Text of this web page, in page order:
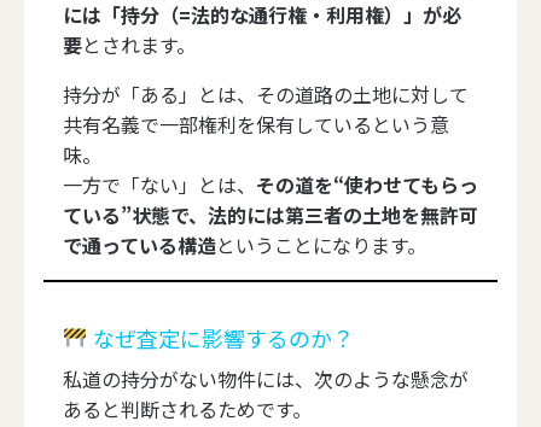
には「持分（=法的な通行権・利用権）」が必
要とされます。
持分が「ある」とは、その道路の土地に対して
共有名義で一部権利を保有しているという意
味。
一方で「ない」とは、 その道を“使わせてもらっ
ている”状態で、法的には第三者の土地を無許可
で通っている構造ということになります。
なぜ査定に影響するのか？
私道の持分がない物件には、次のような懸念が
あると判断されるためです。